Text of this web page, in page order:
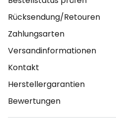
Rücksendung/Retouren
Zahlungsarten
Versandinformationen
Kontakt
Herstellergarantien
Bewertungen